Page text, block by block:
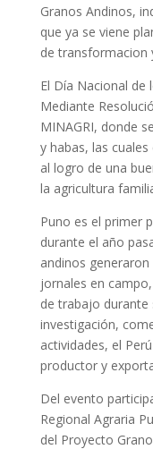
Granos Andinos,
que ya se viene
de transformacion
El Día Nacional de
Mediante
MINAGRI, donde
y habas, las
al logro de una
la agricultura
Puno es el primer
durante el año
andinos
jornales en
de trabajo
investigación,
actividades, el
productor y
Del evento
Regional Agraria
del Proyecto